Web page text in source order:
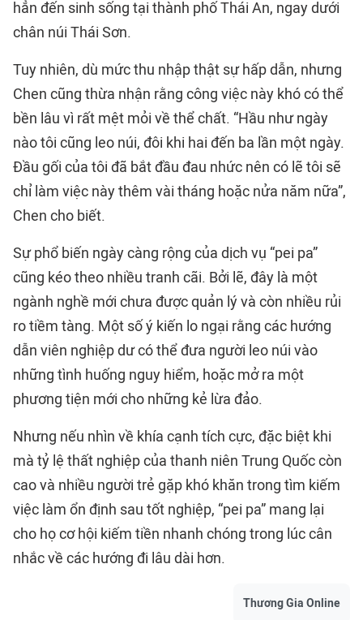
hẳn đến sinh sống tại thành phố Thái An, ngay dưới
chân núi Thái Sơn.
Tuy nhiên, dù mức thu nhập thật sự hấp dẫn, nhưng
Chen cũng thừa nhận rằng công việc này khó có thể
bền lâu vì rất mệt mỏi về thể chất. “Hầu như ngày
nào tôi cũng leo núi, đôi khi hai đến ba lần một ngày.
Đầu gối của tôi đã bắt đầu đau nhức nên có lẽ tôi sẽ
chỉ làm việc này thêm vài tháng hoặc nửa năm nữa”,
Chen cho biết.
Sự phổ biến ngày càng rộng của dịch vụ “pei pa”
cũng kéo theo nhiều tranh cãi. Bởi lẽ, đây là một
ngành nghề mới chưa được quản lý và còn nhiều rủi
ro tiềm tàng. Một số ý kiến lo ngại rằng các hướng
dẫn viên nghiệp dư có thể đưa người leo núi vào
những tình huống nguy hiểm, hoặc mở ra một
phương tiện mới cho những kẻ lừa đảo.
Nhưng nếu nhìn về khía cạnh tích cực, đặc biệt khi
mà tỷ lệ thất nghiệp của thanh niên Trung Quốc còn
cao và nhiều người trẻ gặp khó khăn trong tìm kiếm
việc làm ổn định sau tốt nghiệp, “pei pa” mang lại
cho họ cơ hội kiếm tiền nhanh chóng trong lúc cân
nhắc về các hướng đi lâu dài hơn.
Thương Gia Online